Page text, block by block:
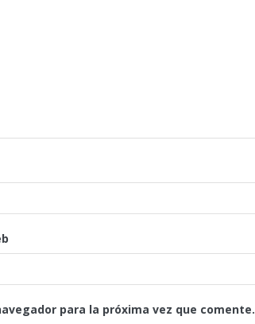
para la próxima vez que comente.